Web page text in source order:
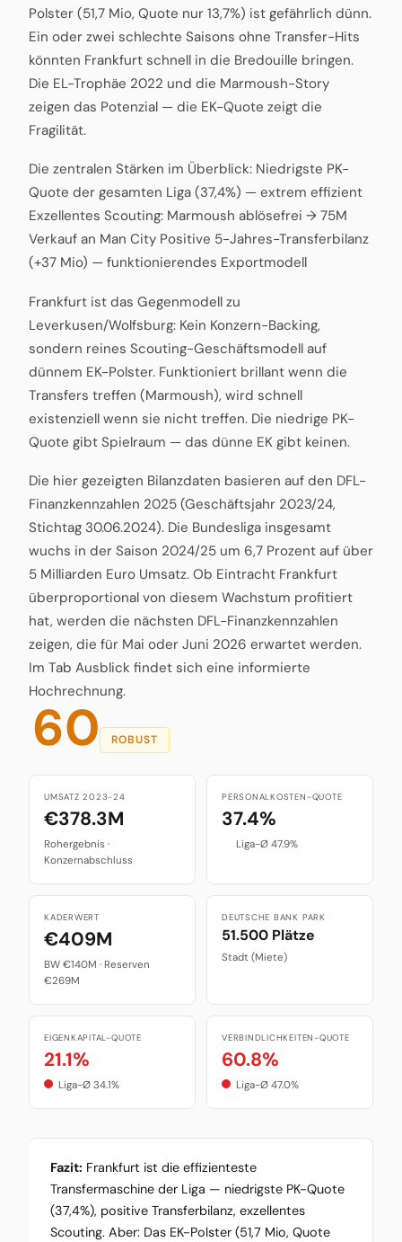
Polster (51,7 Mio, Quote nur 13,7%) ist gefährlich dünn.
Ein oder zwei schlechte Saisons ohne Transfer-Hits
könnten Frankfurt schnell in die Bredouille bringen.
Die EL-Trophäe 2022 und die Marmoush-Story
zeigen das Potenzial — die EK-Quote zeigt die
Fragilität.
Die zentralen Stärken im Überblick: Niedrigste PK-
Quote der gesamten Liga (37,4%) — extrem effizient
Exzellentes Scouting: Marmoush ablösefrei → 75M
Verkauf an Man City Positive 5-Jahres-Transferbilanz
(+37 Mio) — funktionierendes Exportmodell
Frankfurt ist das Gegenmodell zu
Leverkusen/Wolfsburg: Kein Konzern-Backing,
sondern reines Scouting-Geschäftsmodell auf
dünnem EK-Polster. Funktioniert brillant wenn die
Transfers treffen (Marmoush), wird schnell
existenziell wenn sie nicht treffen. Die niedrige PK-
Quote gibt Spielraum — das dünne EK gibt keinen.
Die hier gezeigten Bilanzdaten basieren auf den DFL-
Finanzkennzahlen 2025 (Geschäftsjahr 2023/24,
Stichtag 30.06.2024). Die Bundesliga insgesamt
wuchs in der Saison 2024/25 um 6,7 Prozent auf über
5 Milliarden Euro Umsatz. Ob Eintracht Frankfurt
überproportional von diesem Wachstum profitiert
hat, werden die nächsten DFL-Finanzkennzahlen
zeigen, die für Mai oder Juni 2026 erwartet werden.
Im Tab Ausblick findet sich eine informierte
Hochrechnung.
60 ROBUST
UMSATZ 2023-24
€378.3M
Rohergebnis ·
Konzernabschluss
PERSONALKOSTEN-QUOTE
37.4%
Liga-Ø 47.9%
KADERWERT
€409M
BW €140M · Reserven
€269M
DEUTSCHE BANK PARK
51.500 Plätze
Stadt (Miete)
EIGENKAPITAL-QUOTE
21.1%
Liga-Ø 34.1%
VERBINDLICHKEITEN-QUOTE
60.8%
Liga-Ø 47.0%
Fazit: Frankfurt ist die effizienteste
Transfermaschine der Liga — niedrigste PK-Quote
(37,4%), positive Transferbilanz, exzellentes
Scouting. Aber: Das EK-Polster (51,7 Mio, Quote